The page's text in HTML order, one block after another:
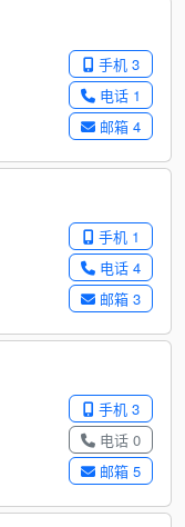
手机 3
电话 1
邮箱 4
手机 1
电话 4
邮箱 3
手机 3
电话 0
邮箱 5